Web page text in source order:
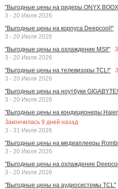
"Выгодные цены на ридеры ONYX
3 - 20 Июля 2026
"Выгодные цены на корпуса Deepcool!"
3 - 20 Июля 2026
"Выгодные цены на охлаждение MSI!"
3 - 20 Июля 2026
"Выгодные цены на телевизоры TCL!"
3 - 20 Июля 2026
"Выгодные цены на ноутбуки
3 - 20 Июля 2026
"Выгодные цены на кондиционеры
Закончилась 9 дней назад
3 - 31 Июля 2026
"Выгодные цены на медиаплееры
3 - 20 Июля 2026
"Выгодные цены на охлаждение
3 - 20 Июля 2026
"Выгодные цены на аудиосистемы TCL"